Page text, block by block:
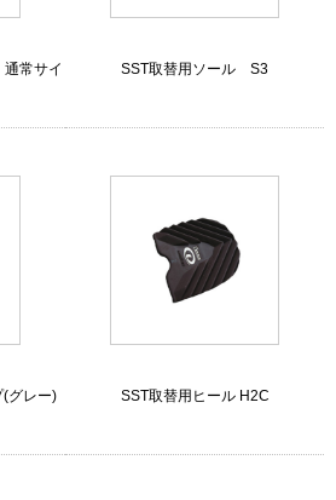
常サイ
SST取替用ソール S3
(グレー) SST取替用ヒール H2C